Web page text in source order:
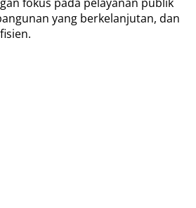
yang berkelanjutan, dan